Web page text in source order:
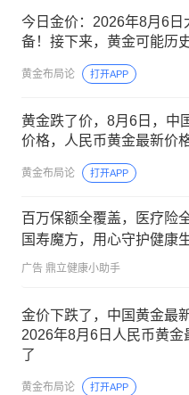
今日金价：2026年8月6日
备！接下来，黄金可能历
黄金布局论 打开APP
黄金跌了价，8月6日，中
价格，人民币黄金最新价
黄金布局论 打开APP
百万保额全覆盖，医疗险
国寿魔方，用心守护健康
广告 鼎立健康小助手
金价下跌了，中国黄金最
2026年8月6日人民币黄金
了
黄金布局论 打开APP